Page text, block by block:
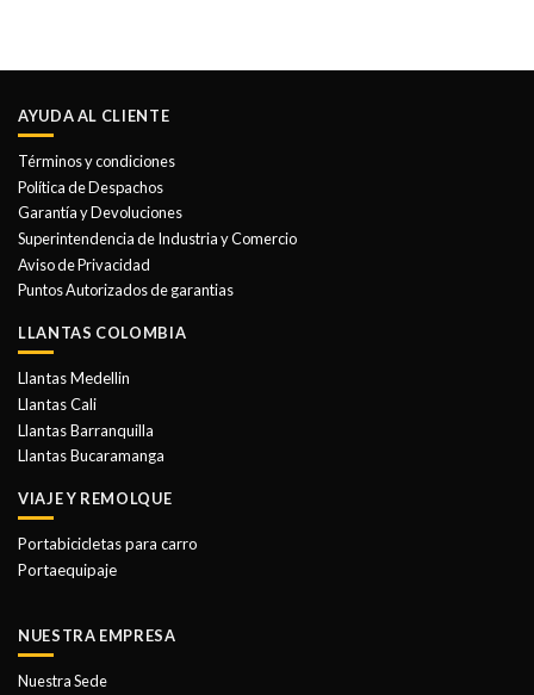
múltiples
Las
pueden
elegir
en
la
página
de
AYUDA AL CLIENTE
Términos y condiciones
Política de Despachos
Garantía y Devoluciones
Superintendencia de Industria y Comercio
Aviso de Privacidad
Puntos Autorizados de garantias
LLANTAS COLOMBIA
Llantas Medellin
Llantas Cali
Llantas Barranquilla
Llantas Bucaramanga
VIAJE Y REMOLQUE
Portabicicletas para carro
Portaequipaje
NUESTRA EMPRESA
Nuestra Sede